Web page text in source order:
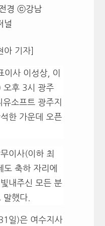
경 ⓒ강남
널
아 기자]
이사 이성상, 이
오후 3시 광주
소프트 광주지
한 가운데 오픈
이사(이하 최
도 축하 자리에
내주신 모든 분
말했다.
일)은 여수지사